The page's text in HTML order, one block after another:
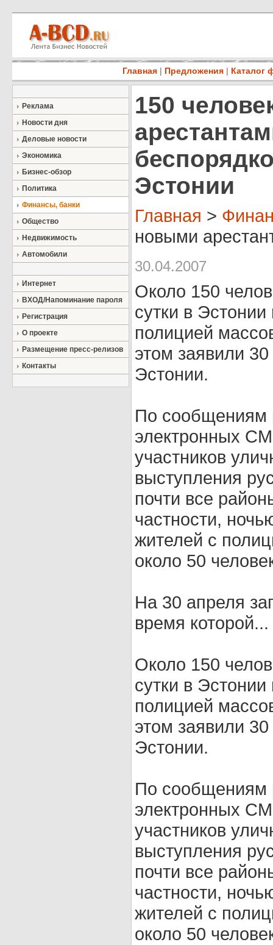
Главная | Предложения | Каталог
Реклама
Новости дня
Деловые новости
Экономика
Бизнес-обзор
Политика
Финансы, банки
Общество
Недвижимость
Автомобили
Интернет
ВХОД/Напоминание пароля
Регистрация
О проекте
Размещение пресс-релизов
Контакты
150
Эстонии
Главная >
новыми
30.04.2007
Около 150
сутки в
полицией
этом заявили
Эстонии.
По сообщениям
электронных
участников
выступления
почти все
частности,
жителей с
около 50
На 30 апреля
время которой...
Около 150
сутки в
полицией
этом заявили
Эстонии.
По сообщениям
электронных
участников
выступления
почти все
частности,
жителей с
около 50